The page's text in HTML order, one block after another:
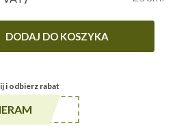
DODAJ DO KOSZYKA
i odbierz rabat